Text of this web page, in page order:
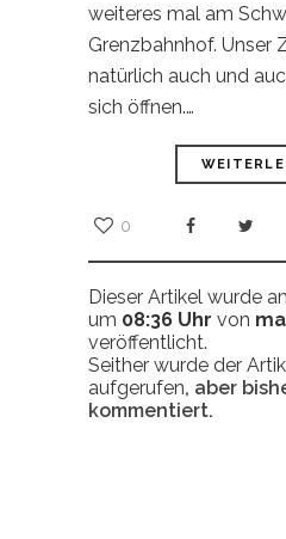
weiteres mal am
Grenzbahnhof. Unser
natürlich auch und
sich öffnen.…
0
Dieser Artikel wurde
um 08:36 Uhr von
veröffentlicht.
Seither wurde der
aufgerufen, aber
kommentiert.